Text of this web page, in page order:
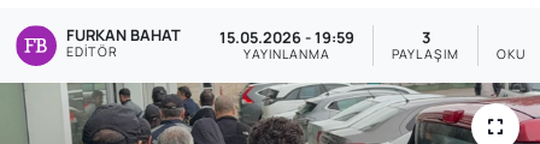
FURKAN BAHAT
EDITÖR
15.05.2026 - 19:59
YAYINLANMA
3
PAYLAŞIM
Özel Haber